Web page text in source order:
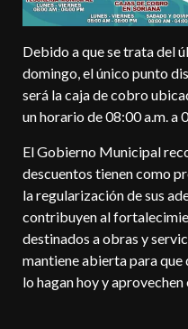
Debido a que se trata del
domingo, el único punto
será la caja de cobro
un horario de 08:00 a.m. a
El Gobierno Municipal
descuentos tienen como
la regularización de sus
contribuyen al
destinados a obras y
mantiene abierta para que
lo hagan hoy y